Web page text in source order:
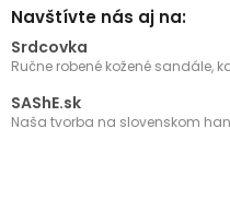
Navštívte nás aj na:
Srdcovka
Ručne robené kožené sandále,
SAShE.sk
Naša tvorba na slovenskom